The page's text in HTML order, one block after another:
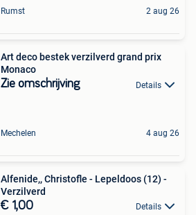
Rumst 2 aug 26
Art deco bestek verzilverd grand prix
Monaco
Zie omschrijving Details
Mechelen 4 aug 26
Alfenide,, Christofle - Lepeldoos (12) -
Verzilverd
€ 1,00 Details